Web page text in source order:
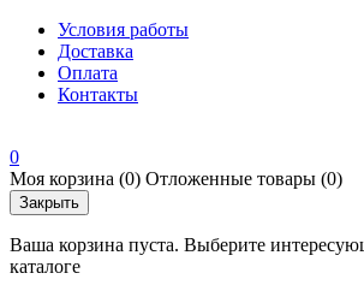
Условия работы
Доставка
Оплата
Контакты
0
Моя корзина (0) Отложенные товары (0)
Закрыть
Ваша корзина пуста. Выберите
каталоге